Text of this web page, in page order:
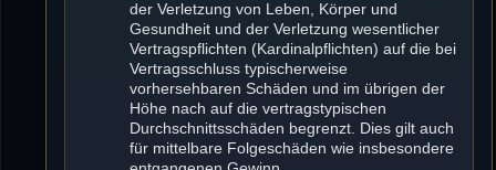
der Verletzung von Leben, Körper und
Gesundheit und der Verletzung wesentlicher
Vertragspflichten (Kardinalpflichten) auf die bei
Vertragsschluss typischerweise
vorhersehbaren Schäden und im übrigen der
Höhe nach auf die vertragstypischen
Durchschnittsschäden begrenzt. Dies gilt auch
für mittelbare Folgeschäden wie insbesondere